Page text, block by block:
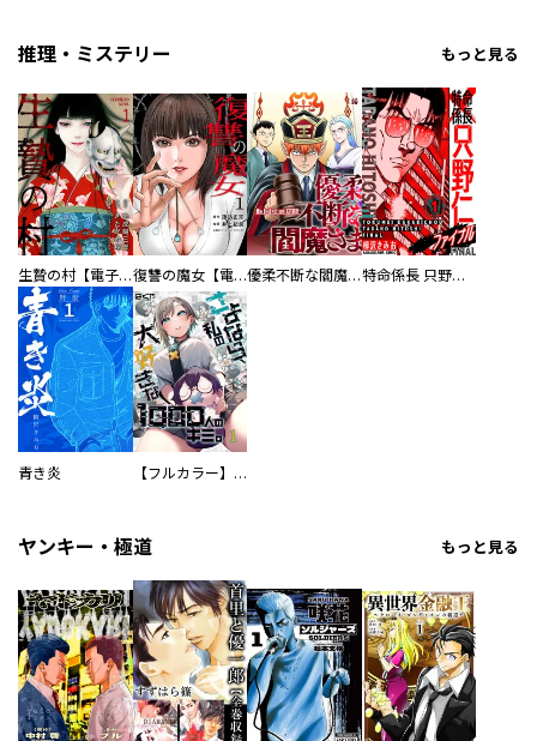
推理・ミステリー もっと見る
生贄の村【電子単行本版】 復讐の魔女【電子単行本版】 優柔不断な閻魔さま 特命係長 只野仁ファイナル 愛蔵版
青き炎 【フルカラー】さよなら、私の大好きな１０００人のキミ。
ヤンキー・極道 もっと見る